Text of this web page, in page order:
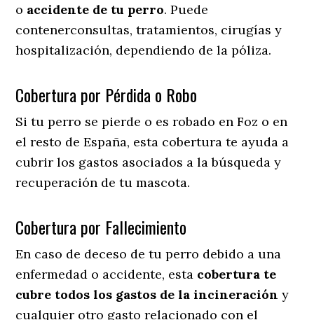
o accidente de tu perro. Puede
contenerconsultas, tratamientos, cirugías y
hospitalización, dependiendo de la póliza.
Cobertura por Pérdida o Robo
Si tu perro se pierde o es robado en Foz o en
el resto de España, esta cobertura te ayuda a
cubrir los gastos asociados a la búsqueda y
recuperación de tu mascota.
Cobertura por Fallecimiento
En caso de deceso de tu perro debido a una
enfermedad o accidente, esta cobertura te
cubre todos los gastos de la incineración y
cualquier otro gasto relacionado con el